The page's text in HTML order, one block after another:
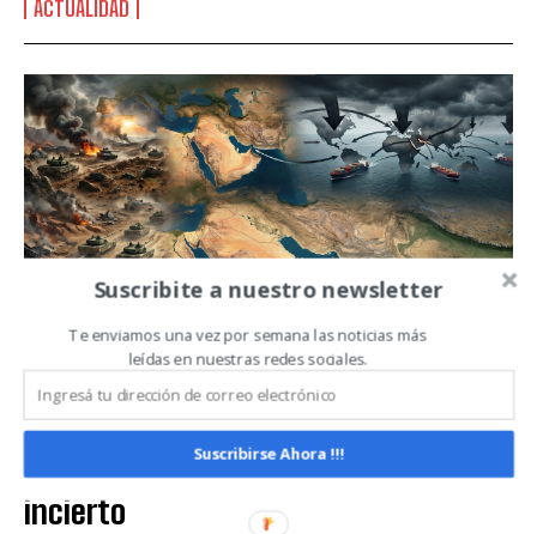
QUIERO SUSCRIBIRME
Leí y acepto laPolítica de Privacidad.
ACTUALIDAD
Soja: la presión de cosecha se
intensifica en medio de la tensión en
Medio Oriente y un escenario global
incierto
Suscribite a nuestro newsletter
Te enviamos una vez por semana las noticias más
leídas en nuestras redes sociales.
Suscribirse Ahora !!!